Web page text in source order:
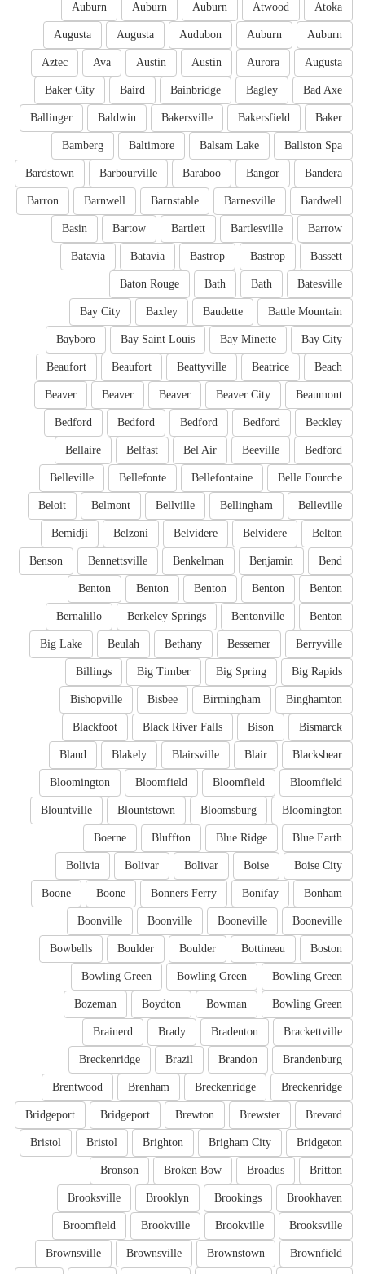
Atoka
Atwood
Auburn
Auburn
Auburn
Auburn
Auburn
Audubon
Augusta
Augusta
Augusta
Aurora
Austin
Austin
Ava
Aztec
Bad Axe
Bagley
Bainbridge
Baird
Baker City
Baker
Bakersfield
Bakersville
Baldwin
Ballinger
Ballston Spa
Balsam Lake
Baltimore
Bamberg
Bandera
Bangor
Baraboo
Barbourville
Bardstown
Bardwell
Barnesville
Barnstable
Barnwell
Barron
Barrow
Bartlesville
Bartlett
Bartow
Basin
Bassett
Bastrop
Bastrop
Batavia
Batavia
Batesville
Bath
Bath
Baton Rouge
Battle Mountain
Baudette
Baxley
Bay City
Bay City
Bay Minette
Bay Saint Louis
Bayboro
Beach
Beatrice
Beattyville
Beaufort
Beaufort
Beaumont
Beaver City
Beaver
Beaver
Beaver
Beckley
Bedford
Bedford
Bedford
Bedford
Bedford
Beeville
Bel Air
Belfast
Bellaire
Belle Fourche
Bellefontaine
Bellefonte
Belleville
Belleville
Bellingham
Bellville
Belmont
Beloit
Belton
Belvidere
Belvidere
Belzoni
Bemidji
Bend
Benjamin
Benkelman
Bennettsville
Benson
Benton
Benton
Benton
Benton
Benton
Benton
Bentonville
Berkeley Springs
Bernalillo
Berryville
Bessemer
Bethany
Beulah
Big Lake
Big Rapids
Big Spring
Big Timber
Billings
Binghamton
Birmingham
Bisbee
Bishopville
Bismarck
Bison
Black River Falls
Blackfoot
Blackshear
Blair
Blairsville
Blakely
Bland
Bloomfield
Bloomfield
Bloomfield
Bloomington
Bloomington
Bloomsburg
Blountstown
Blountville
Blue Earth
Blue Ridge
Bluffton
Boerne
Boise City
Boise
Bolivar
Bolivar
Bolivia
Bonham
Bonifay
Bonners Ferry
Boone
Boone
Booneville
Booneville
Boonville
Boonville
Boston
Bottineau
Boulder
Boulder
Bowbells
Bowling Green
Bowling Green
Bowling Green
Bowling Green
Bowman
Boydton
Bozeman
Brackettville
Bradenton
Brady
Brainerd
Brandenburg
Brandon
Brazil
Breckenridge
Breckenridge
Breckenridge
Brenham
Brentwood
Brevard
Brewster
Brewton
Bridgeport
Bridgeport
Bridgeton
Brigham City
Brighton
Bristol
Bristol
Britton
Broadus
Broken Bow
Bronson
Brookhaven
Brookings
Brooklyn
Brooksville
Brooksville
Brookville
Brookville
Broomfield
Brownfield
Brownstown
Brownsville
Brownsville